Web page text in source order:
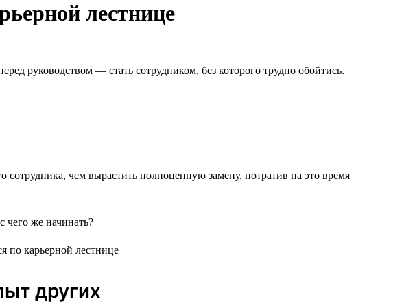
лестнице
руководством — стать сотрудником, без которого трудно обойтись.
чем вырастить полноценную замену, потратив на это время
чего же начинать?
других